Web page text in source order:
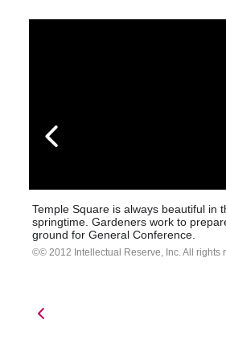
Temple Square is always beautiful in
springtime. Gardeners work to
ground for General Conference.
© 2012 Intellectual Reserve, Inc. All rights